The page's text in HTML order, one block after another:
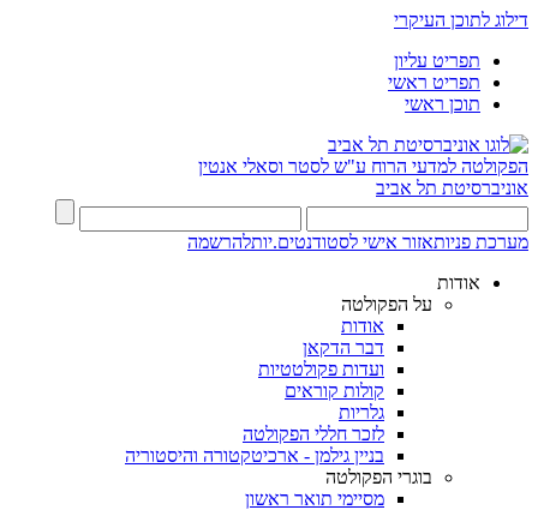
דילוג לתוכן העיקרי
תפריט עליון
תפריט ראשי
תוכן ראשי
הפקולטה למדעי הרוח ע"ש לסטר וסאלי אנטין
אוניברסיטת תל אביב
מערכת פניותאזור אישי לסטודנטים.יותלהרשמה
אודות
על הפקולטה
אודות
דבר הדקאן
ועדות פקולטטיות
קולות קוראים
גלריות
לזכר חללי הפקולטה
בניין גילמן - ארכיטקטורה והיסטוריה
בוגרי הפקולטה
מסיימי תואר ראשון